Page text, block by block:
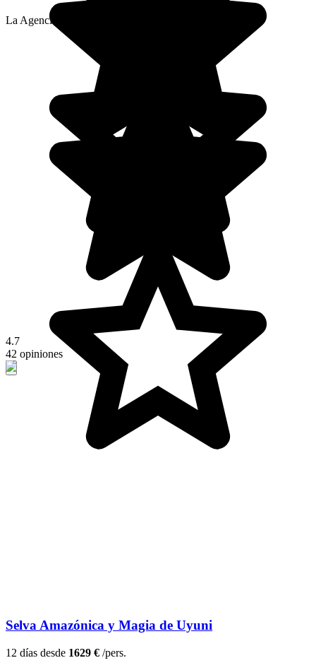
La Agencia local de Beatriz
4.7
42 opiniones
Selva Amazónica y Magia de Uyuni
12 días desde 1629 € /pers.